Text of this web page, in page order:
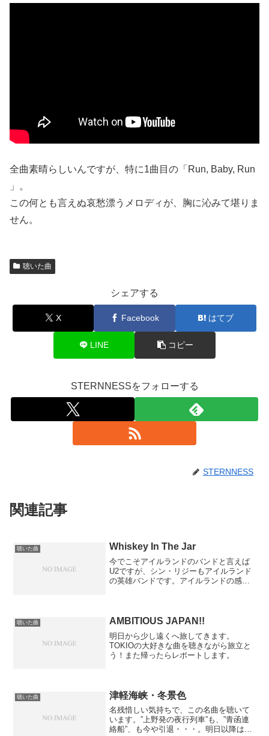
全曲素晴らしいんですが、特に1曲目の「Run, Baby, Run
」。
この何とも言えぬ哀愁漂うメロディが、胸に沁みて堪りま
せん。
聴いた曲
シェアする
X Facebook はてブ
LINE コピー
STERNNESSをフォローする
STERNNESS
関連記事
聴いた曲 Whiskey In The Jar
今でこそアイルランドのバンドと言えば
U2ですが、シン・リジーもアイルランド
の英雄バンドです。アイルランドの感じ
ろ聴き返してみようかな...
聴いた曲 AMBITIOUS JAPAN!!
明日から少し遠くへ旅してきます。
TOKIOの大好きな曲を聴きながら旅立と
う！また帰ったらレポートします。
聴いた曲 津軽海峡・冬景色
名残惜しい気持ちで、この名曲を聴いて
います。”上野発の夜行列車”も、”青函連
絡船”、も今や引退・・・。明日以降はも